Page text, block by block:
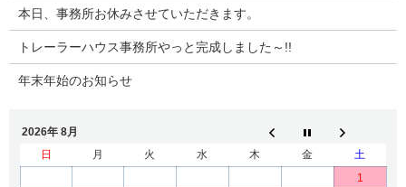
本日、事務所お休みさせていただきます。
トレーラーハウス事務所やっと完成しました～!!
年末年始のお知らせ
2026年 8月
日
月 火 水 木 金
土
1